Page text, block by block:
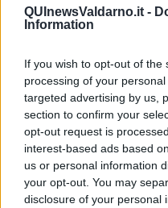
QUInewsValdarno.it -
Information
If you wish to opt-out of
processing of your
targeted advertising by us,
section to confirm your
opt-out request is
interest-based ads based
us or personal information
your opt-out. You may
disclosure of your personal
Libano, collasso
Johnson, da Trump a Biden
Biden, primo presidente
Papa Bergoglio vedrà Viktor
Bennet, un giorno in attesa
Il ritorno dei talebani
​La lenta agonia del Libano
Sudafrica, è allarme
Usa di nuovo al centro
L’appuntamento di Israele
La farsa delle elezioni in Siria
In Medioriente non ci sono